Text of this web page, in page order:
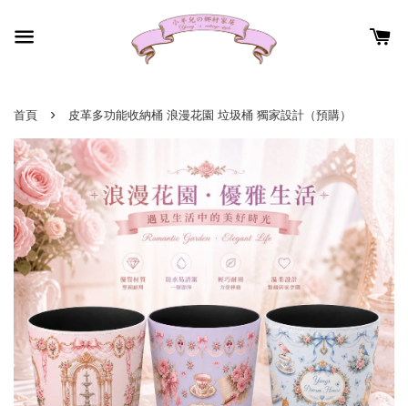
首頁 › 皮革多功能收納桶 浪漫花園 垃圾桶 獨家設計（預購）